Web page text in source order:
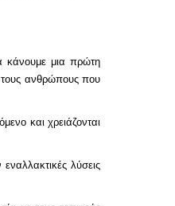
κάνουμε μια πρώτη
τους ανθρώπους που
και χρειάζονται
λύσεις